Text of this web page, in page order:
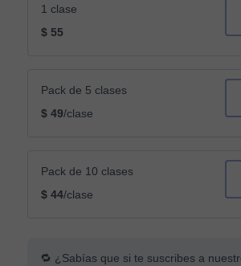
1 clase
$ 55
Pack de 5 clases
$ 49/clase
Pack de 10 clases
$ 44/clase
🔁 ¿Sabías que si te suscribes a